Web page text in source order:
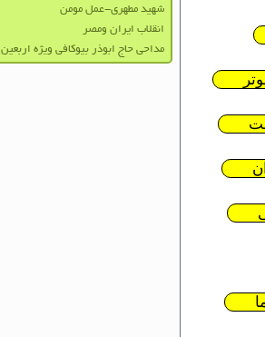
شهید مطهری-عمل مومن
انقلاب ایران ومصر
مداحی حاج ابوذر بیوکافی ویژه اربعین